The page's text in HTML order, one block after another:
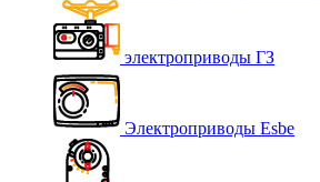
электроприводы ГЗ
Электроприводы Esbe